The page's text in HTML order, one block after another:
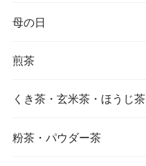
母の日
煎茶
くき茶・玄米茶・ほうじ茶
粉茶・パウダー茶